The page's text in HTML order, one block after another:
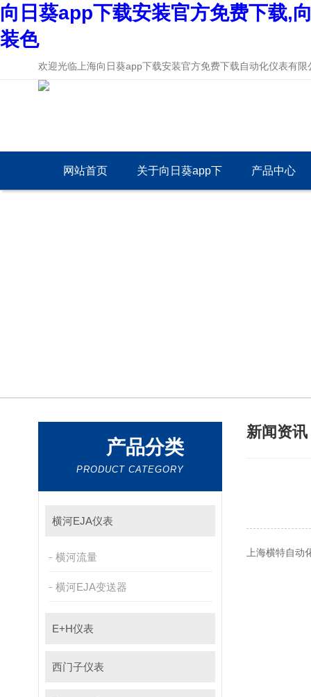
向日葵app下载安装官方免费下载,
装色
欢迎光临上海向日葵app下载安装官方免费下载自动化仪表有限公
网站首页 关于向日葵app下 产品中心
产品分类
PRODUCT CATEGORY
横河EJA仪表
横河流量
横河EJA变送器
E+H仪表
西门子仪表
新闻资讯
上海横特自动